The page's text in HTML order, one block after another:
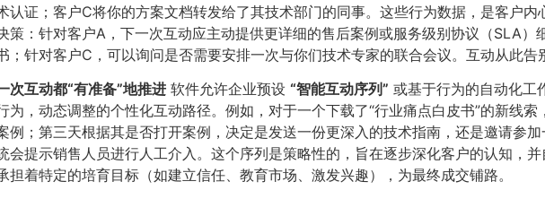
认证；客户C将你的方案文档转发给了其技术部门的同事。这些行为数据，是客户
策：针对客户A，下一次互动应主动提供更详细的售后案例或服务级别协议（SLA）
；针对客户C，可以询问是否需要安排一次与你们技术专家的联合会议。互动从此告
互动都“有准备”地推进 软件允许企业预设 ​“智能互动序列”​ 或基于行为的自动化工
为，动态调整的个性化互动路径。例如，对于一个下载了“行业痛点白皮书”的新线
例；第三天根据其是否打开案例，决定是发送一份更深入的技术指南，还是邀请参
会提示销售人员进行人工介入。这个序列是策略性的，旨在逐步深化客户的认知，
着特定的培育目标（如建立信任、教育市场、激发兴趣），为最终成交铺路。